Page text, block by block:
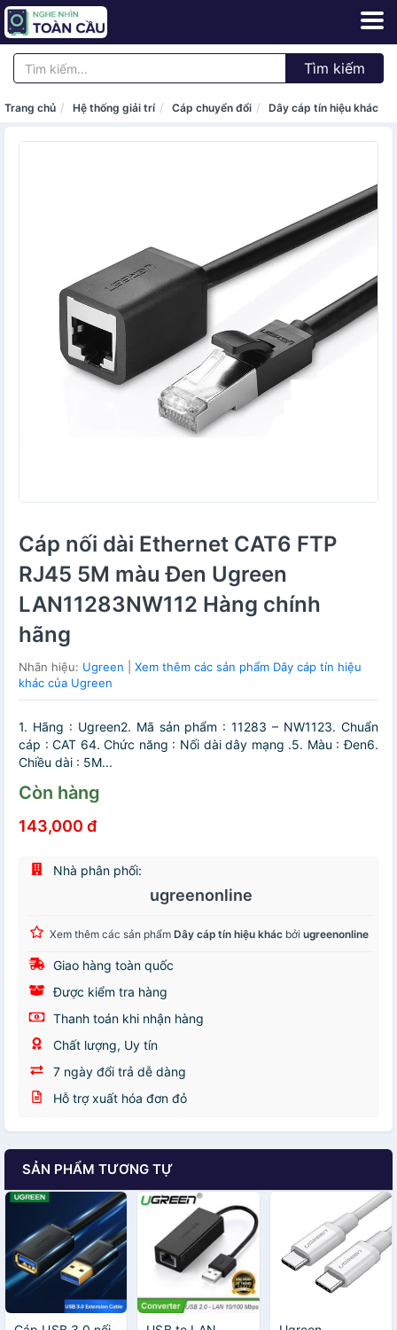
Tìm kiếm
Trang chủ Hệ thống giải trí Cáp chuyển đổi Dây cáp tín hiệu khác
Cáp nối dài Ethernet CAT6 FTP
RJ45 5M màu Đen Ugreen
LAN11283NW112 Hàng chính
hãng
Nhãn hiệu: Ugreen
Xem thêm các sản phẩm Dây cáp tín hiệu
khác của Ugreen
1. Hãng : Ugreen2. Mã sản phẩm : 11283 – NW1123. Chuẩn
cáp : CAT 64. Chức năng : Nối dài dây mạng .5. Màu : Đen6.
Chiều dài : 5M...
Còn hàng
143,000 đ
Nhà phân phối:
ugreenonline
Xem thêm các sản phẩm Dây cáp tín hiệu khác bởi ugreenonline
Giao hàng toàn quốc
Được kiểm tra hàng
Thanh toán khi nhận hàng
Chất lượng, Uy tín
7 ngày đổi trả dễ dàng
Hỗ trợ xuất hóa đơn đỏ
SẢN PHẨM TƯƠNG TỰ